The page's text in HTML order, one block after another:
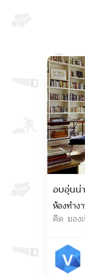
อบอุ่นน่
ห้องทำง
คิด มอง
ผ่อนคล
ด้วยกร
ส่องเข้